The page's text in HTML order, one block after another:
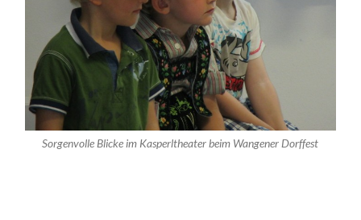
Sorgenvolle Blicke im Kasperltheater beim Wangener Dorffest